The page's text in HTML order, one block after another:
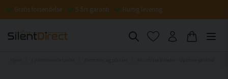
Gratis forsendelse 5 års garanti Hurtig levering